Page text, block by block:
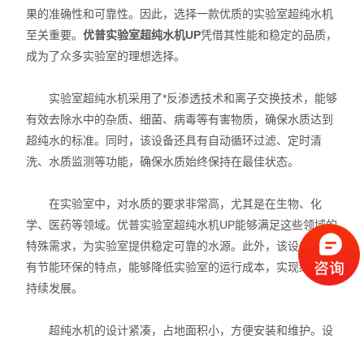
折光-旋光测量方案
果的准确性和可靠性。因此，选择一款优质的实验室超纯水机
至关重要。优普实验室超纯水机UP凭借其性能和稳定的品质，
成为了众多实验室的理想选择。
实验室超纯水机采用了*反渗透技术和离子交换技术，能够
有效去除水中的杂质、细菌、病毒等有害物质，确保水质达到
超纯水的标准。同时，该设备还具有自动循环过滤、定时清
洗、水质监测等功能，确保水质始终保持在最佳状态。
在实验室中，对水质的要求非常高，尤其是在生物、化
学、医药等领域。优普实验室超纯水机UP能够满足这些领域的
特殊需求，为实验室提供稳定可靠的水源。此外，该设备还具
有节能环保的特点，能够降低实验室的运行成本，实现绿色可
持续发展。
超纯水机的设计紧凑，占地面积小，方便安装和维护。设